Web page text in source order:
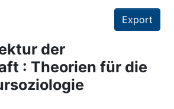
Export
der
: Theorien für die